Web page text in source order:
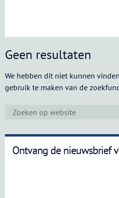
Geen resultaten
We hebben dit niet kunnen
gebruik te maken van de
Ontvang de nieuwsbrief